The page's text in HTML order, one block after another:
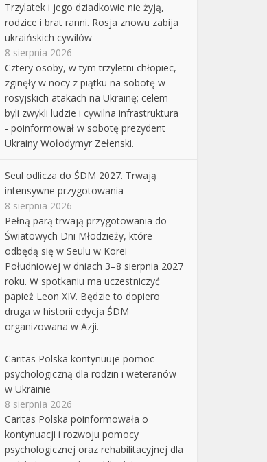
Trzylatek i jego dziadkowie nie żyją,
rodzice i brat ranni. Rosja znowu zabija
ukraińskich cywilów
8 sierpnia 2026
Cztery osoby, w tym trzyletni chłopiec,
zginęły w nocy z piątku na sobotę w
rosyjskich atakach na Ukrainę; celem
byli zwykli ludzie i cywilna infrastruktura
- poinformował w sobotę prezydent
Ukrainy Wołodymyr Zełenski.
Seul odlicza do ŚDM 2027. Trwają
intensywne przygotowania
8 sierpnia 2026
Pełną parą trwają przygotowania do
Światowych Dni Młodzieży, które
odbędą się w Seulu w Korei
Południowej w dniach 3–8 sierpnia 2027
roku. W spotkaniu ma uczestniczyć
papież Leon XIV. Będzie to dopiero
druga w historii edycja ŚDM
organizowana w Azji.
Caritas Polska kontynuuje pomoc
psychologiczną dla rodzin i weteranów
w Ukrainie
8 sierpnia 2026
Caritas Polska poinformowała o
kontynuacji i rozwoju pomocy
psychologicznej oraz rehabilitacyjnej dla